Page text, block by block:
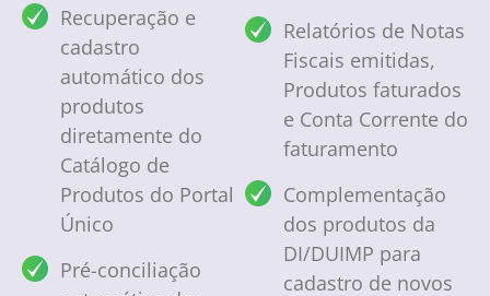
Recuperação e
cadastro
automático dos
produtos
diretamente do
Catálogo de
Produtos do Portal
Único
Pré-conciliação
Relatórios de Notas
Fiscais emitidas,
Produtos faturados
e Conta Corrente do
faturamento
Complementação
dos produtos da
DI/DUIMP para
cadastro de novos